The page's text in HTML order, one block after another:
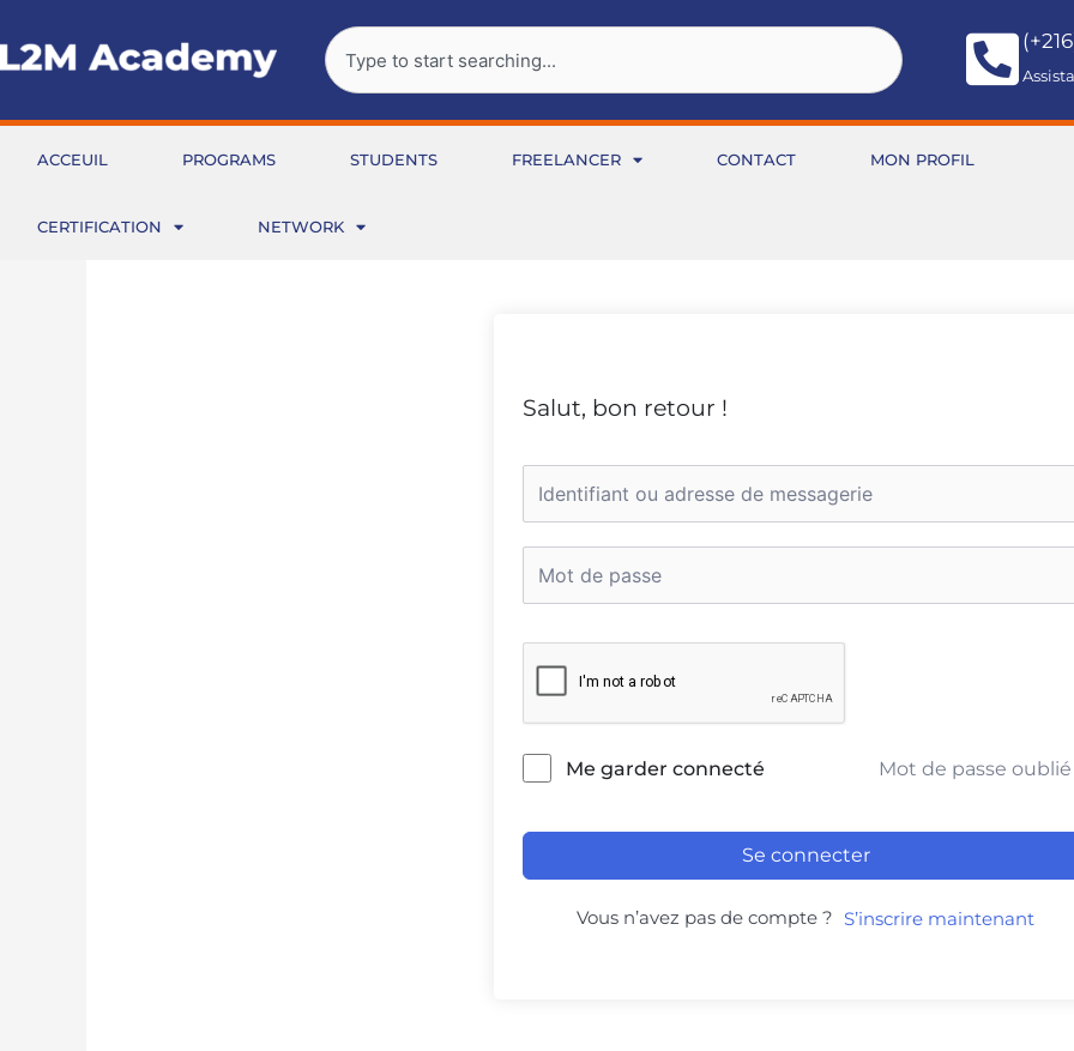
au
contenu
Rechercher
ACCEUIL PROGRAMS STUDENTS FREELANCER CONTACT MON PROFIL
CERTIFICATION NETWORK
Salut, bon retour !
Me garder connecté Mot de passe oublié
Se connecter
Vous n’avez pas de compte ? S’inscrire maintenant